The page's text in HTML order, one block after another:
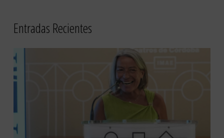
Entradas Recientes